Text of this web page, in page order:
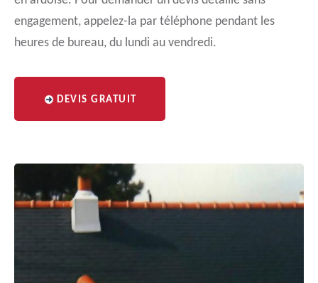
engagement, appelez-la par téléphone pendant les
heures de bureau, du lundi au vendredi.
DEVIS GRATUIT